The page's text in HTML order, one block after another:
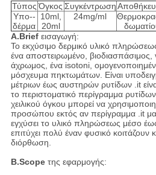
Τύπος Όγκος Συγκέντρωση
Υπο--
δέρμα
10ml,
20ml
24mg/ml
A.Briefεισαγωγή:
Το εκχύσιμο δερμικό υλικό
ένα αποστειρωμένο, βιοδιασπάσιμος,
άχρωμος, ένα isotoni,
μόσχευμα πηκτωμάτων. Είναι
μέτριων έως αυστηρών ρυτίδων .it
το περιστοματικό περίγραμμα
χειλικού όγκου μπορεί να
προσώπου εκτός αν περίγραμμα .it
εγχύσει το υλικό πληρώσεως μέσο
επιτύχει πολύ έναν φυσικό κοιτάζουν
διόρθωση.
B.Scopeτης εφαρμογής: